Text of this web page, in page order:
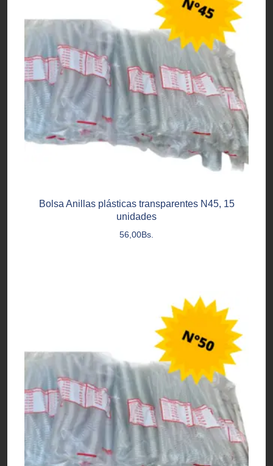
Bolsa Anillas plásticas transparentes N45, 15
unidades
56,00Bs.